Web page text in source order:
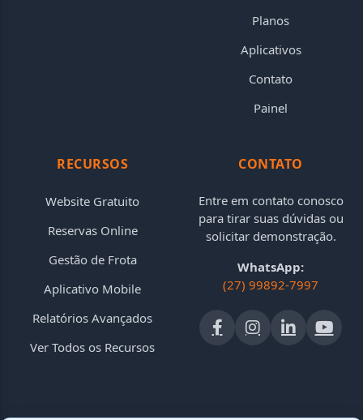
Planos
Aplicativos
Contato
Painel
RECURSOS
Website Gratuito
Reservas Online
Gestão de Frota
Aplicativo Mobile
Relatórios Avançados
Ver Todos os Recursos
CONTATO
Entre em contato conosco
para tirar suas dúvidas ou
solicitar demonstração.
WhatsApp:
(27) 99892-7997